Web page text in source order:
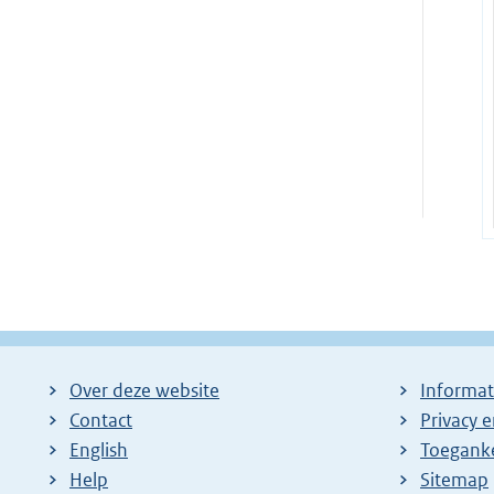
Over deze website
Contact
English
Help
Privacy
Sitemap